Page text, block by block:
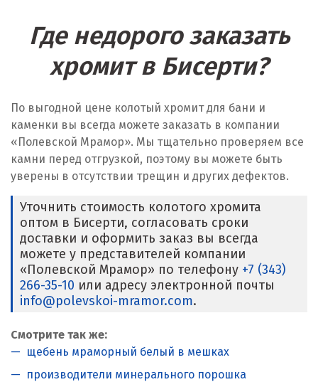
Где недорого заказать
хромит в Бисерти?
По выгодной цене колотый хромит для бани и
каменки вы всегда можете заказать в компании
«Полевской Мрамор». Мы тщательно проверяем все
камни перед отгрузкой, поэтому вы можете быть
уверены в отсутствии трещин и других дефектов.
Уточнить стоимость колотого хромита
оптом в Бисерти, согласовать сроки
доставки и оформить заказ вы всегда
можете у представителей компании
«Полевской Мрамор» по телефону +7 (343)
266-35-10 или адресу электронной почты
info@polevskoi-mramor.com.
Смотрите так же:
щебень мраморный белый в мешках
производители минерального порошка